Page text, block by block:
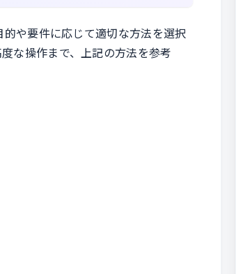
や要件に応じて適切な方法を選択
な操作まで、上記の方法を参考